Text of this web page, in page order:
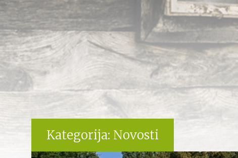
Kategorija: Novosti